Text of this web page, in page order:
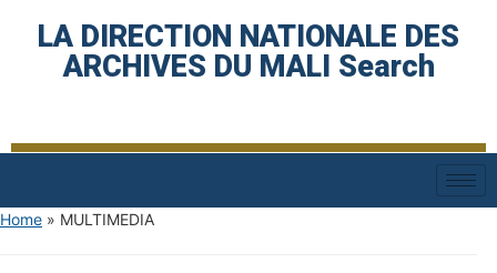
LA DIRECTION NATIONALE DES
ARCHIVES DU MALI Search
Home » MULTIMEDIA